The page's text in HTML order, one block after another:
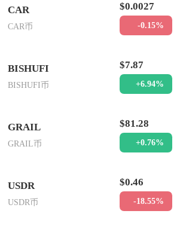
CAR
CAR币
$0.0027
-0.15%
BISHUFI
BISHUFI币
$7.87
+6.94%
GRAIL
GRAIL币
$81.28
+0.76%
USDR
USDR币
$0.46
-18.55%